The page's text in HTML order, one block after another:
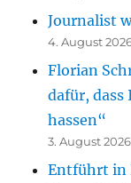
Journalist
4. August
Florian
dafür, dass
hassen“
3. August 2026
Entführt in